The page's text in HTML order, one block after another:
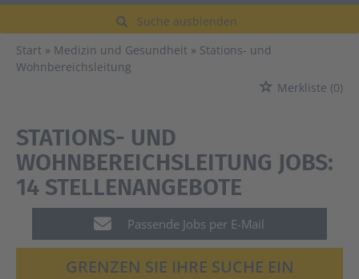
Suche ausblenden
Start
Medizin und Gesundheit
Stations- und
Wohnbereichsleitung
Merkliste (0)
STATIONS- UND
WOHNBEREICHSLEITUNG JOBS:
14 STELLENANGEBOTE
Passende Jobs per E-Mail
GRENZEN SIE IHRE SUCHE EIN